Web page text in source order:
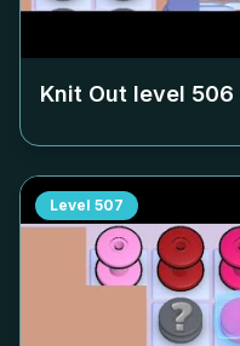
Knit Out level 506
Level 507